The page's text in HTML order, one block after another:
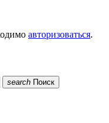
авторизоваться.
search Поиск